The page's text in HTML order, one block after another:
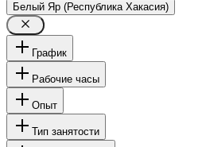
Белый Яр (Республика Хакасия)
График
Рабочие часы
Опыт
Тип занятости